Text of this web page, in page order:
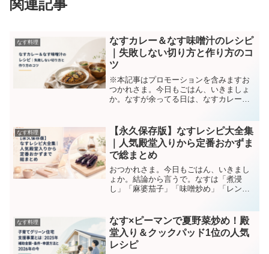
関連記事
なす料理
なすカレー＆なす味噌汁のレシピ
｜失敗しない切り方と作り方のコ
ツ
※本記事はプロモーションを含みますお
つかれさま。今日もごはん、いきましょ
か。なすが余ってる日は、なすカレーと
がりがガラッと変わるし、味噌汁はごま
油でひと炒めするだけでコク...
なす料理
【永久保存版】なすレシピ大全集
｜人気殿堂入りから定番おかずま
で総まとめ
おつかれさま。今日もごはん、いきまし
ょか。結論から言うで。なすは「煮浸
し」「麻婆茄子」「味噌炒め」「レンジ
日はその大全集や。スーパーで安なっ
て、つい3本まとめて買うて...
なす料理
なす×ピーマンで夏野菜炒め！殿
堂入り＆クックパッド1位の人気
レシピ